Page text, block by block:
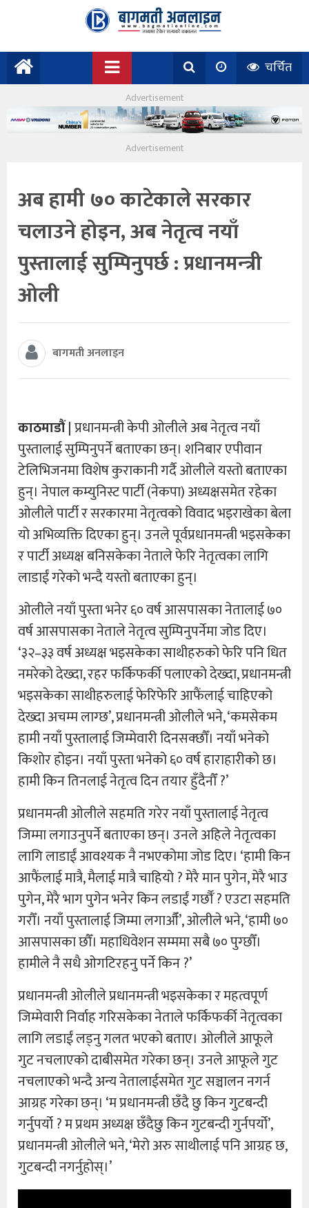
चर्चित
अब हामी ७० काटेकाले सरकार
चलाउने होइन, अब नेतृत्व नयाँ
पुस्तालाई सुम्पिनुपर्छ : प्रधानमन्‍त्री
ओली
बागमती अनलाइन
काठमाडौं |प्रधानमन्त्री केपी ओलीले अब नेतृत्व नयाँ
पुस्तालाई सुम्पिनुपर्ने बताएका छन्। शनिबार एपीवान
टेलिभिजनमा विशेष कुराकानी गर्दै ओलीले यस्तो बताएका
हुन्। नेपाल कम्युनिस्ट पार्टी (नेकपा) अध्यक्षसमेत रहेका
ओलीले पार्टी र सरकारमा नेतृत्वको विवाद भइराखेका बेला
यो अभिव्यक्ति दिएका हुन्। उनले पूर्वप्रधानमन्त्री भइसकेका
र पार्टी अध्यक्ष बनिसकेका नेताले फेरि नेतृत्वका लागि
लाडाईं गरेको भन्दै यस्तो बताएका हुन्।
ओलीले नयाँ पुस्ता भनेर ६० वर्ष आसपासका नेतालाई ७०
वर्ष आसपासका नेताले नेतृत्व सुम्पिनुपर्नेमा जोड दिए।
‘३२–३३ वर्ष अध्यक्ष भइसकेका साथीहरुको फेरि पनि धित
नमरेको देख्दा, रहर फर्किफर्की पलाएको देख्दा, प्रधानमन्त्री
भइसकेका साथीहरुलाई फेरिफेरि आफैंलाई चाहिएको
देख्दा अचम्म लाग्छ’, प्रधानमन्त्री ओलीले भने, ‘कमसेकम
हामी नयाँ पुस्तालाई जिम्मेवारी दिनसक्छौँ। नयाँ भनेको
किशोर होइन। नयाँ पुस्ता भनेको ६० वर्ष हाराहारीको छ।
हामी किन तिनलाई नेतृत्व दिन तयार हुँदैनौँ ?’
प्रधानमन्त्री ओलीले सहमति गरेर नयाँ पुस्तालाई नेतृत्व
जिम्मा लगाउनुपर्ने बताएका छन्। उनले अहिले नेतृत्वका
लागि लाडाईं आवश्यक नै नभएकोमा जोड दिए। ‘हामी किन
आफैंलाई मात्रै, मैलाई मात्रै चाहियो ? मेरै मान पुगेन, मेरै भाउ
पुगेन, मेरै भाग पुगेन भनेर किन लडाईं गर्छौँ ? एउटा सहमति
गरौँ। नयाँ पुस्तालाई जिम्मा लगाऔँ’, ओलीले भने, ‘हामी ७०
आसपासका छौँ। महाधिवेशन सम्ममा सबै ७० पुग्छौँ।
हामीले नै सधै ओगटिरहनु पर्ने किन ?’
प्रधानमन्त्री ओलीले प्रधानमन्त्री भइसकेका र महत्वपूर्ण
जिम्मेवारी निर्वाह गरिसकेका नेताले फर्किफर्की नेतृत्वका
लागि लडाईं लड्नु गलत भएको बताए। ओलीले आफूले
गुट नचलाएको दाबीसमेत गरेका छन्। उनले आफूले गुट
नचलाएको भन्दै अन्य नेतालाईसमेत गुट सञ्चालन नगर्न
आग्रह गरेका छन्। ‘म प्रधानमन्त्री छँदै छु किन गुटबन्दी
गर्नुपर्यो ? म प्रथम अध्यक्ष छँदैछु किन गुटबन्दी गुर्नपर्यो’,
प्रधानमन्त्री ओलीले भने, ‘मेरो अरु साथीलाई पनि आग्रह छ,
गुटबन्दी नगर्नुहोस्।’